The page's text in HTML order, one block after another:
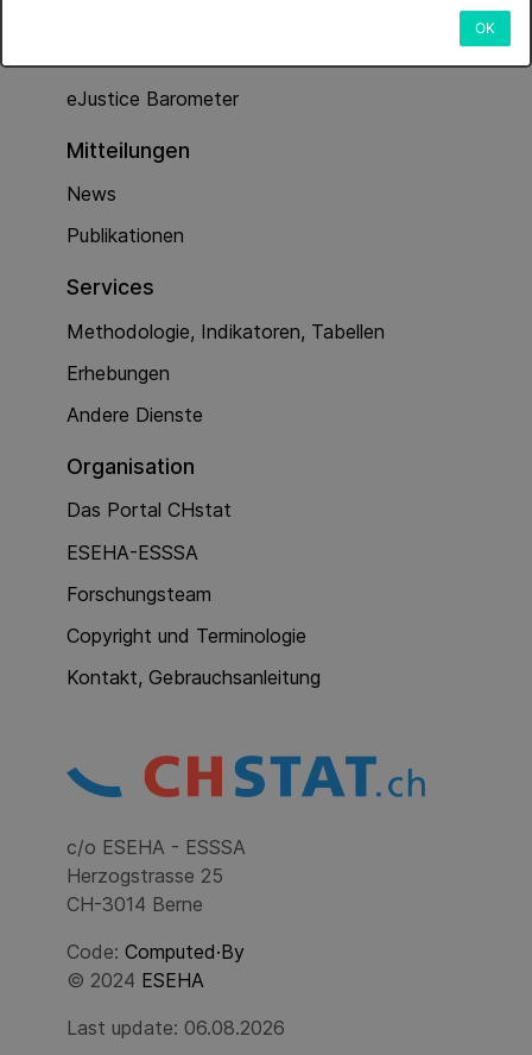
OK
eJustice Barometer
Mitteilungen
News
Publikationen
Services
Methodologie, Indikatoren, Tabellen
Erhebungen
Andere Dienste
Organisation
Das Portal CHstat
ESEHA-ESSSA
Forschungsteam
Copyright und Terminologie
Kontakt, Gebrauchsanleitung
c/o ESEHA - ESSSA
Herzogstrasse 25
CH-3014 Berne
Code: Computed·By
© 2024 ESEHA
Last update: 06.08.2026